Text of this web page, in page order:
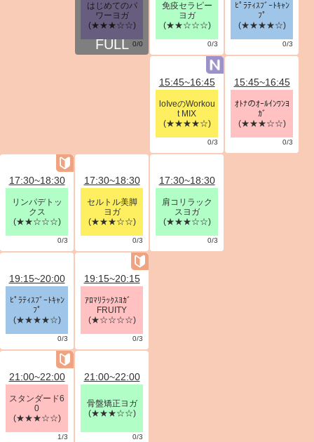
はじめてのパ
ワーヨガ
(★★★☆☆)
0/0
免疫セラピー
ヨガ
(★★☆☆☆)
0/3
ﾋﾟﾗﾃｨｽﾌﾞｰﾄｷｬﾝ
ﾌﾟ
(★★★★☆)
0/3
15:45~16:45
loIveのWorkou
t MIX
(★★★★☆)
0/3
15:45~16:45
ｵﾄﾅのｵｰﾙｲﾝﾜﾝﾖ
ｶﾞ
(★★★☆☆)
0/3
17:30~18:30
リンパデトッ
クス
(★★☆☆☆)
0/3
17:30~18:30
セルトル美脚
ヨガ
(★★★☆☆)
0/3
17:30~18:30
肩コリラック
スヨガ
(★★★☆☆)
0/3
19:15~20:00
ﾋﾟﾗﾃｨｽﾌﾞｰﾄｷｬﾝ
ﾌﾟ
(★★★★☆)
0/3
19:15~20:15
ｱﾛﾏﾘﾗｯｸｽﾖｶﾞ
FRUITY
(★☆☆☆☆)
0/3
21:00~22:00
スタンダード6
0
(★★★☆☆)
1/3
21:00~22:00
骨盤矯正ヨガ
(★★★☆☆)
0/3